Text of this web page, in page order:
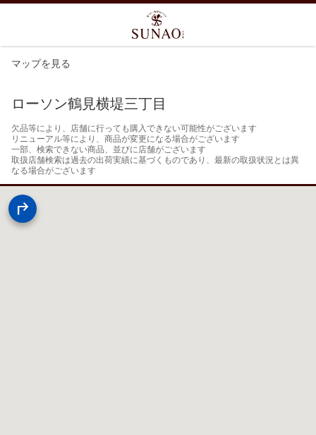
マップを見る
ローソン鶴見横堤三丁目
欠品等により、店舗に行っても購入できない可能性がございます
リニューアル等により、商品が変更になる場合がございます
一部、検索できない商品、並びに店舗がございます
取扱店舗検索は過去の出荷実績に基づくものであり、最新の取扱状況とは異
なる場合がございます